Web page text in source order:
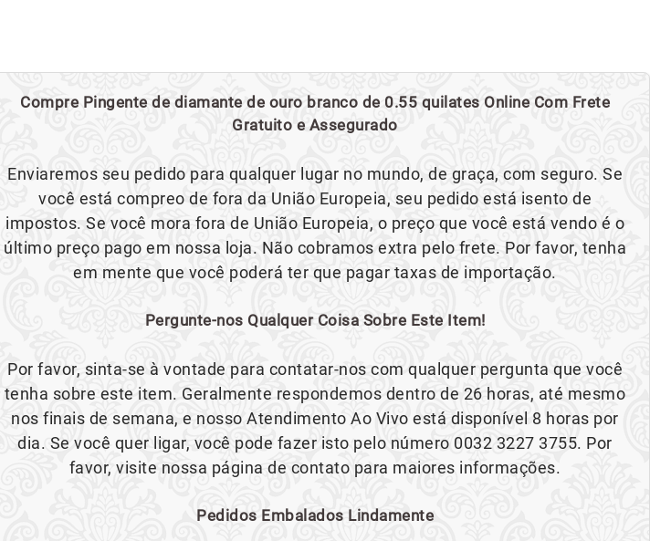
Compre Pingente de diamante de ouro branco de 0.55 quilates Online Com Frete
Gratuito e Assegurado
Enviaremos seu pedido para qualquer lugar no mundo, de graça, com seguro. Se
você está compreo de fora da União Europeia, seu pedido está isento de
impostos. Se você mora fora de União Europeia, o preço que você está vendo é o
último preço pago em nossa loja. Não cobramos extra pelo frete. Por favor, tenha
em mente que você poderá ter que pagar taxas de importação.
Pergunte-nos Qualquer Coisa Sobre Este Item!
Por favor, sinta-se à vontade para contatar-nos com qualquer pergunta que você
tenha sobre este item. Geralmente respondemos dentro de 26 horas, até mesmo
nos finais de semana, e nosso Atendimento Ao Vivo está disponível 8 horas por
dia. Se você quer ligar, você pode fazer isto pelo número 0032 3227 3755. Por
favor, visite nossa página de contato para maiores informações.
Pedidos Embalados Lindamente